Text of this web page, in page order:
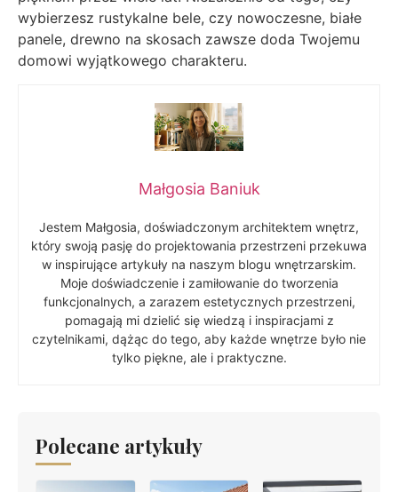
wybierzesz rustykalne bele, czy nowoczesne, białe
panele, drewno na skosach zawsze doda Twojemu
domowi wyjątkowego charakteru.
Małgosia Baniuk
Jestem Małgosia, doświadczonym architektem wnętrz,
który swoją pasję do projektowania przestrzeni przekuwa
w inspirujące artykuły na naszym blogu wnętrzarskim.
Moje doświadczenie i zamiłowanie do tworzenia
funkcjonalnych, a zarazem estetycznych przestrzeni,
pomagają mi dzielić się wiedzą i inspiracjami z
czytelnikami, dążąc do tego, aby każde wnętrze było nie
tylko piękne, ale i praktyczne.
Polecane artykuły